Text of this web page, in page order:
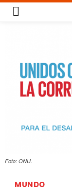
Foto: ONU.
MUNDO